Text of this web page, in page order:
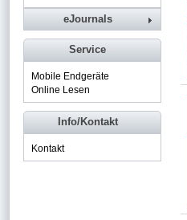
eJournals
Service
Mobile Endgeräte
Online Lesen
Info/Kontakt
Kontakt